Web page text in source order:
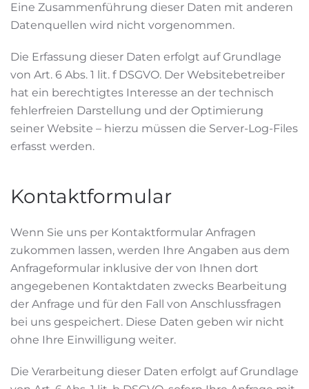
Eine Zusammenführung dieser Daten mit anderen
Datenquellen wird nicht vorgenommen.
Die Erfassung dieser Daten erfolgt auf Grundlage
von Art. 6 Abs. 1 lit. f DSGVO. Der Websitebetreiber
hat ein berechtigtes Interesse an der technisch
fehlerfreien Darstellung und der Optimierung
seiner Website – hierzu müssen die Server-Log-Files
erfasst werden.
Kontaktformular
Wenn Sie uns per Kontaktformular Anfragen
zukommen lassen, werden Ihre Angaben aus dem
Anfrageformular inklusive der von Ihnen dort
angegebenen Kontaktdaten zwecks Bearbeitung
der Anfrage und für den Fall von Anschlussfragen
bei uns gespeichert. Diese Daten geben wir nicht
ohne Ihre Einwilligung weiter.
Die Verarbeitung dieser Daten erfolgt auf Grundlage